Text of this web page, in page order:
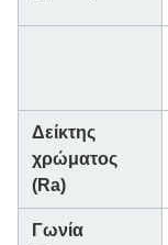
Δείκτης
χρώματος
(Ra)
Γωνία